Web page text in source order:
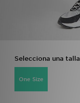
Selecciona una talla
One Size